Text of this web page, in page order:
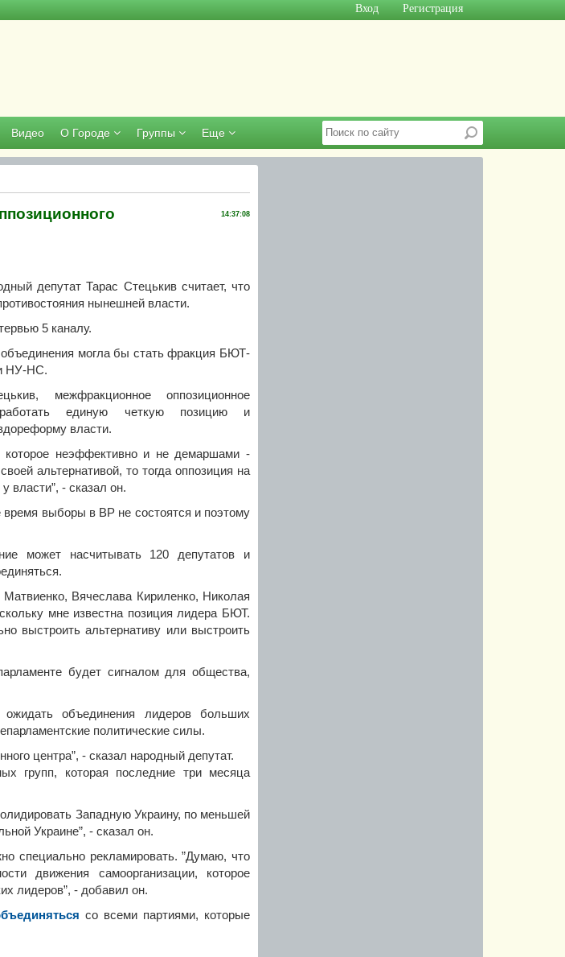
Регистрация
Вход
Видео О Городе Группы Еще
14:37:08
депутат Тарас Стецькив считает, что
нынешней власти.
5 каналу.
объединения могла бы стать фракция БЮТ-
НУ-НС.
межфракционное оппозиционное
единую четкую позицию и
власти.
которое неэффективно и не демаршами -
альтернативой, то тогда оппозиция на
власти”, - сказал он.
время выборы в ВР не состоятся и поэтому
может насчитывать 120 депутатов и
Вячеслава Кириленко, Николая
мне известна позиция лидера БЮТ.
выстроить альтернативу или выстроить
будет сигналом для общества,
объединения лидеров больших
политические силы.
центра”, - сказал народный депутат.
групп, которая последние три месяца
Западную Украину, по меньшей
Украине”, - сказал он.
специально рекламировать. ”Думаю, что
движения самоорганизации, которое
лидеров”, - добавил он.
со всеми партиями, которые